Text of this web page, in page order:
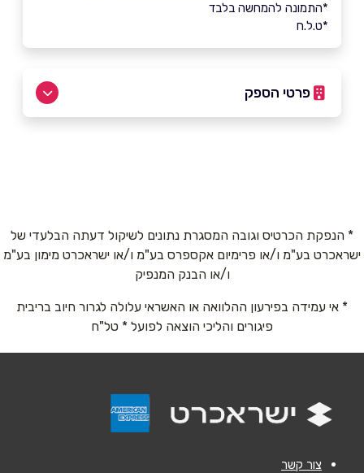
*התמונה להמחשה בלבד
*ט.ל.ח
פרטי הספק
שם מלא*
טלפון*
נושא*
* הנפקת הכרטיס וגובה המסגרת נתונים לשיקול דעתה הבלעדי של
ישראכרט בע"מ ו/או פרימיום אקספרס בע"מ ו/או ישראכרט מימון בע"מ
ו/או הבנק המנפיק
* אי עמידה בפירעון ההלוואה או האשראי עלולה לגרור חיוב בריבית
פיגורים והליכי הוצאה לפועל * טל"ח
צור קשר